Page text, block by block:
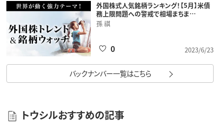
外国株式人気銘柄ランキング！【5月】米債
務上限問題への警戒で相場まちま…
孫 祺
2023/6/23
0
バックナンバー一覧はこちら
トウシルおすすめの記事